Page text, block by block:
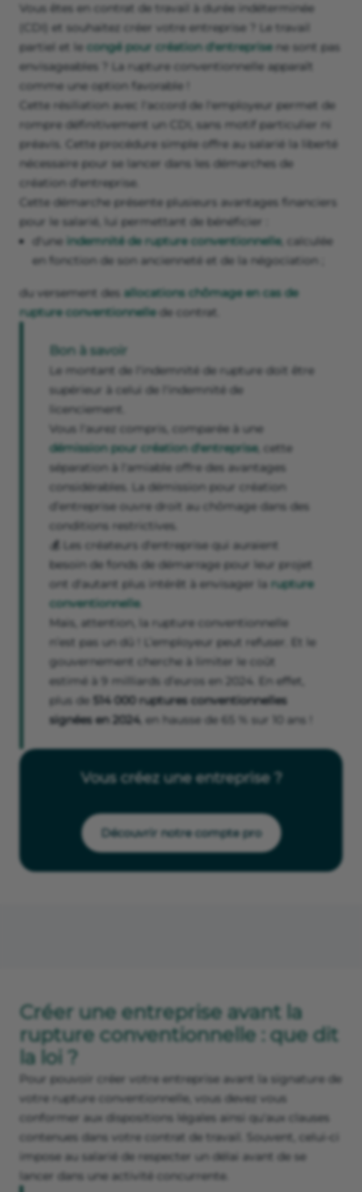
Vous êtes en contrat de travail à durée indéterminée
(CDI) et souhaitez créer votre entreprise ? Le travail
partiel et le congé pour création d'entreprisene sont pas
envisageables ? La rupture conventionnelle apparaît
comme une option favorable !
Cette résiliation avec l'accord de l'employeur permet de
rompre définitivement un CDI, sans motif particulier ni
préavis. Cette procédure simple offre au salarié la liberté
nécessaire pour se lancer dans les démarches de
création d'entreprise.
Cette démarche présente plusieurs avantages financiers
pour le salarié, lui permettant de bénéficier :
d'une indemnité de rupture conventionnelle, calculée
en fonction de son ancienneté et de la négociation ;
du versement des allocations chômage en cas de
rupture conventionnellede contrat.
Bon à savoir
Le montant de l'indemnité de rupture doit être
supérieur à celui de l'indemnité de
licenciement.
Vous l'aurez compris, comparée à une
démission pour création d'entreprise, cette
séparation à l'amiable offre des avantages
considérables. La démission pour création
d’entreprise ouvre droit au chômage dans des
conditions restrictives.
💰 Les créateurs d'entreprise qui auraient
besoin de fonds de démarrage pour leur projet
ont d'autant plus intérêt à envisager la rupture
conventionnelle.
Mais, attention, la rupture conventionnelle
n’est pas un dû ! L’employeur peut refuser. Et le
gouvernement cherche à limiter le coût
estimé à 9 milliards d’euros en 2024. En effet,
plus de 514 000 ruptures conventionnelles
signées en 2024, en hausse de 65 % sur 10 ans !
Vous créez une entreprise ?
Découvrir notre compte pro
Créer une entreprise avant la
rupture conventionnelle : que dit
la loi ?
Pour pouvoir créer votre entreprise avant la signature de
votre rupture conventionnelle, vous devez vous
conformer aux dispositions légales ainsi qu'aux clauses
contenues dans votre contrat de travail. Souvent, celui-ci
impose au salarié de respecter un délai avant de se
lancer dans une activité concurrente.